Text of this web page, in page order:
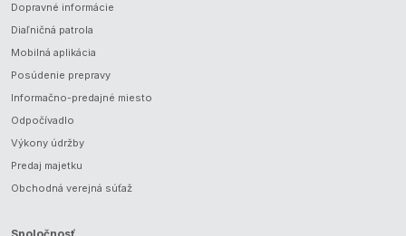
Dopravné informácie
Diaľničná patrola
Mobilná aplikácia
Posúdenie prepravy
Informačno-predajné miesto
Odpočívadlo
Výkony údržby
Predaj majetku
Obchodná verejná súťaž